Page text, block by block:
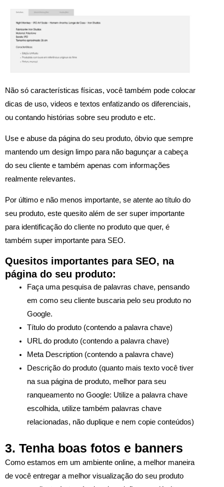
Não só características físicas, você também pode colocar
dicas de uso, videos e textos enfatizando os diferenciais,
ou contando histórias sobre seu produto e etc.
Use e abuse da página do seu produto, óbvio que sempre
mantendo um design limpo para não bagunçar a cabeça
do seu cliente e também apenas com informações
realmente relevantes.
Por último e não menos importante, se atente ao título do
seu produto, este quesito além de ser super importante
para identificação do cliente no produto que quer, é
também super importante para SEO.
Quesitos importantes para SEO, na
página do seu produto:
Faça uma pesquisa de palavras chave, pensando
em como seu cliente buscaria pelo seu produto no
Google.
Título do produto (contendo a palavra chave)
URL do produto (contendo a palavra chave)
Meta Description (contendo a palavra chave)
Descrição do produto (quanto mais texto você tiver
na sua página de produto, melhor para seu
ranqueamento no Google: Utilize a palavra chave
escolhida, utilize também palavras chave
relacionadas, não duplique e nem copie conteúdos)
3. Tenha boas fotos e banners
Como estamos em um ambiente online, a melhor maneira
de você entregar a melhor visualização do seu produto